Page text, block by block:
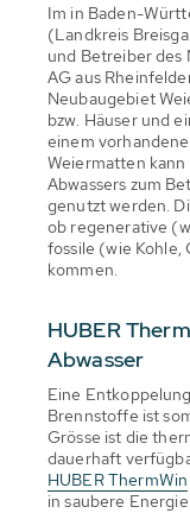
Im in Baden-
(Landkreis
und Betreiber des
AG aus
Neubaugebiet
bzw. Häuser und
einem
Weiermatten
Abwassers zum
genutzt werden.
ob regenerative
fossile (wie Kohle,
kommen.
HUBER
Abwasser
Eine
Brennstoffe ist
Grösse ist die
dauerhaft
HUBER ThermWin
in saubere